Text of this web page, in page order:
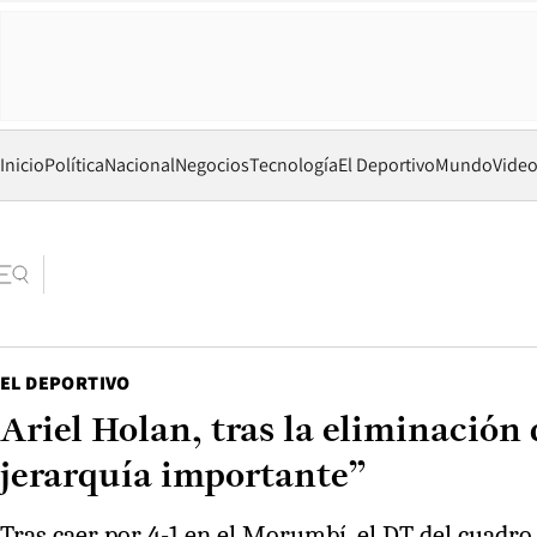
InicioPolíticaNacionalNegociosTecnologíaEl DeportivoMundo
EL DEPORTIVO
Ariel Holan, tras la eliminación
jerarquía importante”